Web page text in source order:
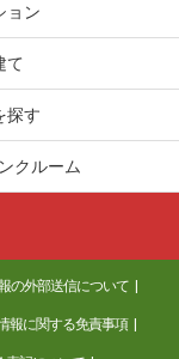
ョン
て
探す
クルーム
の外部送信について
報に関する免責事項